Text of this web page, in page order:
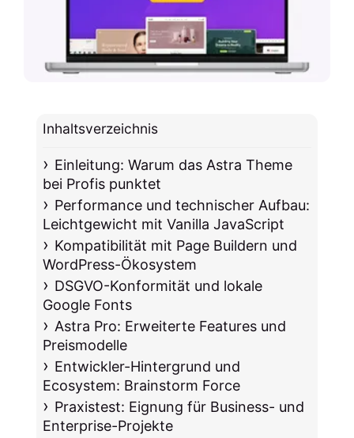
Inhaltsverzeichnis
Einleitung: Warum das Astra Theme
bei Profis punktet
Performance und technischer Aufbau:
Leichtgewicht mit Vanilla JavaScript
Kompatibilität mit Page Buildern und
WordPress-Ökosystem
DSGVO-Konformität und lokale
Google Fonts
Astra Pro: Erweiterte Features und
Preismodelle
Entwickler-Hintergrund und
Ecosystem: Brainstorm Force
Praxistest: Eignung für Business- und
Enterprise-Projekte